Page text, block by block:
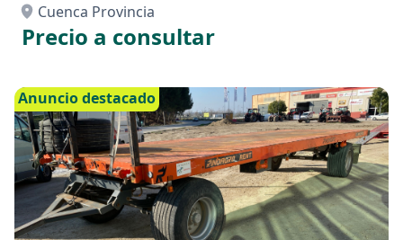
Cuenca Provincia
Precio a consultar
Anuncio destacado